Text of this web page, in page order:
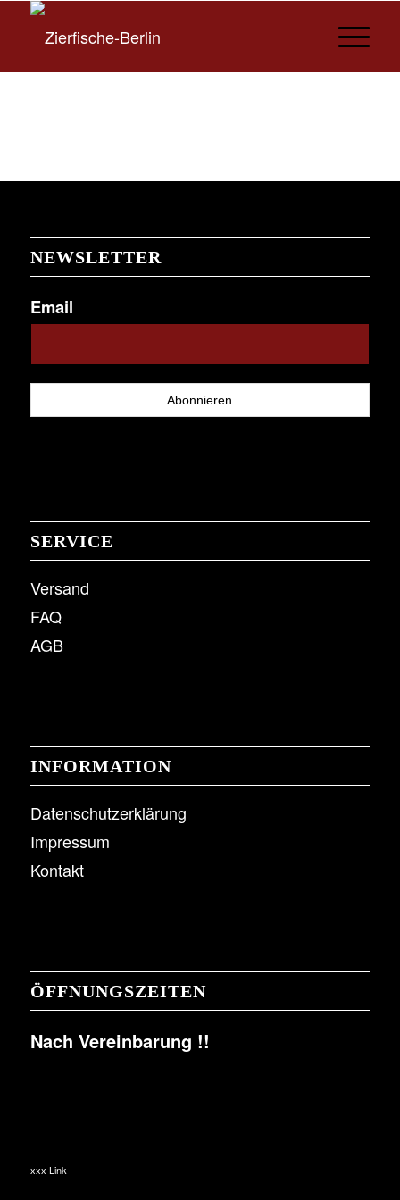
NEWSLETTER
Email
SERVICE
Versand
FAQ
AGB
INFORMATION
Datenschutzerklärung
Impressum
Kontakt
ÖFFNUNGSZEITEN
Nach Vereinbarung !!
xxx Link